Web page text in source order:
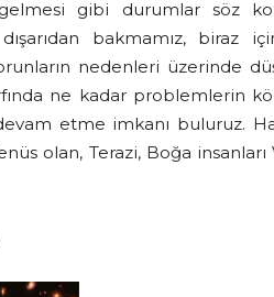
gibi durumlar söz
bakmamız, biraz
sorunların nedenleri üzerinde
ne kadar problemlerin
etme imkanı buluruz.
olan, Terazi, Boğa